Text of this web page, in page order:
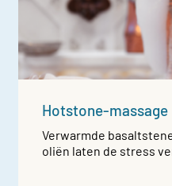
Hotstone-massage
Verwarmde
oliën laten de stress